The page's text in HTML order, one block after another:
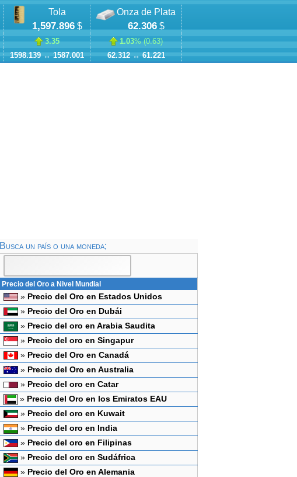
Tola
1,597.896 $
3.35
1598.139↔1587.001
Onza de Plata
62.306 $
1.03% (0.63)
62.312↔61.221
Busca un país o una moneda;
Precio del Oro a Nivel Mundial
» Precio del Oro en Estados Unidos
» Precio del Oro en Dubái
» Precio del oro en Arabia Saudita
» Precio del oro en Singapur
» Precio del Oro en Canadá
» Precio del Oro en Australia
» Precio del oro en Catar
» Precio del Oro en los Emiratos EAU
» Precio del oro en Kuwait
» Precio del oro en India
» Precio del oro en Filipinas
» Precio del oro en Sudáfrica
» Precio del Oro en Alemania